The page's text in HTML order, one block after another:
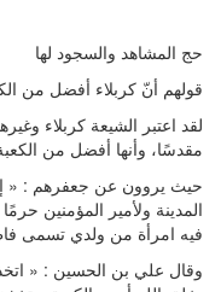
حج المشاهد والسجود لها
قولهم أنّ كربلاء أفضل من
لقد اعتبر الشيعة كربلاء
مقدسًا، وأنها أفضل من
حيث يروون عن جعفرهم : «
المدينة ولأمير المؤمنين
فيه امرأة من ولدي تسمى
وقال علي بن الحسين : « اتخذ